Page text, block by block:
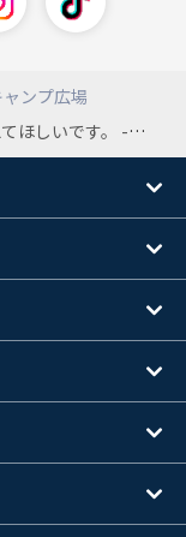
ンプ広場
ルなのですがどんどん難しくなっているので、何が方法あるのかお伺いしたく。よろしくお願い申し上げます。